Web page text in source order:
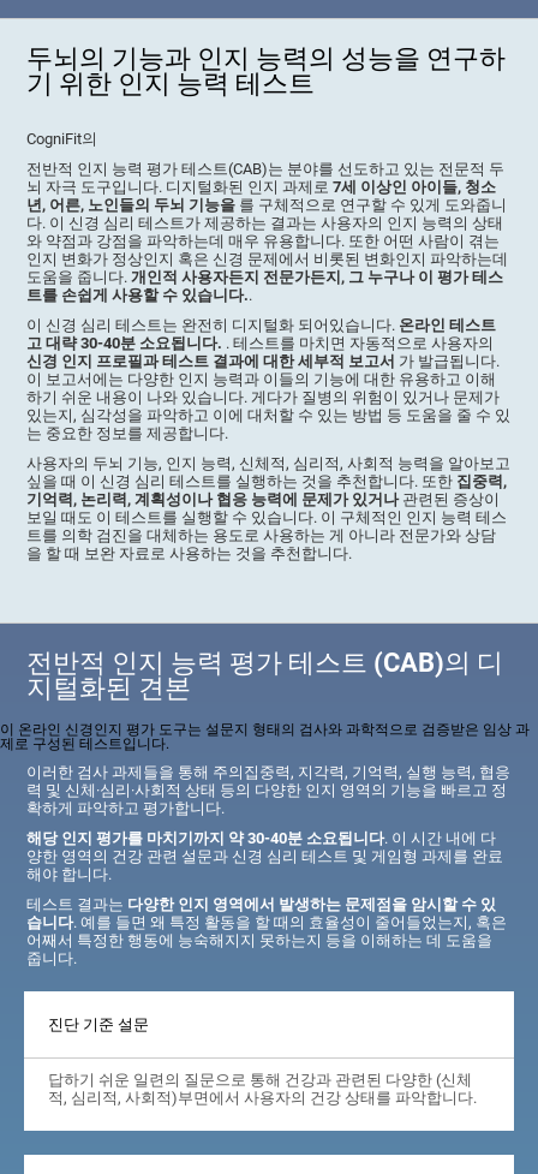
두뇌의 기능과 인지 능력의 성능을 연구하
기 위한 인지 능력 테스트
CogniFit의
전반적 인지 능력 평가 테스트(CAB)는 분야를 선도하고 있는 전문적 두
뇌 자극 도구입니다. 디지털화된 인지 과제로7세 이상인 아이들, 청소
년, 어른, 노인들의 두뇌 기능을 를 구체적으로 연구할 수 있게 도와줍니
다. 이 신경 심리 테스트가 제공하는 결과는 사용자의 인지 능력의 상태
와 약점과 강점을 파악하는데 매우 유용합니다. 또한 어떤 사람이 겪는
인지 변화가 정상인지 혹은 신경 문제에서 비롯된 변화인지 파악하는데
도움을 줍니다.개인적 사용자든지 전문가든지, 그 누구나 이 평가 테스
트를 손쉽게 사용할 수 있습니다..
이 신경 심리 테스트는 완전히 디지털화 되어있습니다. 온라인 테스트
고 대략 30-40분 소요됩니다. . 테스트를 마치면 자동적으로 사용자의
신경 인지 프로필과 테스트 결과에 대한 세부적 보고서 가 발급됩니다.
이 보고서에는 다양한 인지 능력과 이들의 기능에 대한 유용하고 이해
하기 쉬운 내용이 나와 있습니다. 게다가 질병의 위험이 있거나 문제가
있는지, 심각성을 파악하고 이에 대처할 수 있는 방법 등 도움을 줄 수 있
는 중요한 정보를 제공합니다.
사용자의 두뇌 기능, 인지 능력, 신체적, 심리적, 사회적 능력을 알아보고
싶을 때 이 신경 심리 테스트를 실행하는 것을 추천합니다. 또한 집중력,
기억력, 논리력, 계획성이나 협응 능력에 문제가 있거나관련된 증상이
보일 때도 이 테스트를 실행할 수 있습니다. 이 구체적인 인지 능력 테스
트를 의학 검진을 대체하는 용도로 사용하는 게 아니라 전문가와 상담
을 할 때 보완 자료로 사용하는 것을 추천합니다.
전반적 인지 능력 평가 테스트 (CAB)의 디
지털화된 견본
이 온라인 신경인지 평가 도구는 설문지 형태의 검사와 과학적으로 검증받은 임상 과
제로 구성된 테스트입니다.
이러한 검사 과제들을 통해 주의집중력, 지각력, 기억력, 실행 능력, 협응
력 및 신체·심리·사회적 상태 등의 다양한 인지 영역의 기능을 빠르고 정
확하게 파악하고 평가합니다.
해당 인지 평가를 마치기까지 약 30-40분 소요됩니다. 이 시간 내에 다
양한 영역의 건강 관련 설문과 신경 심리 테스트 및 게임형 과제를 완료
해야 합니다.
테스트 결과는 다양한 인지 영역에서 발생하는 문제점을 암시할 수 있
습니다. 예를 들면 왜 특정 활동을 할 때의 효율성이 줄어들었는지, 혹은
어째서 특정한 행동에 능숙해지지 못하는지 등을 이해하는 데 도움을
줍니다.
진단 기준 설문
답하기 쉬운 일련의 질문으로 통해 건강과 관련된 다양한 (신체
적, 심리적, 사회적)부면에서 사용자의 건강 상태를 파악합니다.